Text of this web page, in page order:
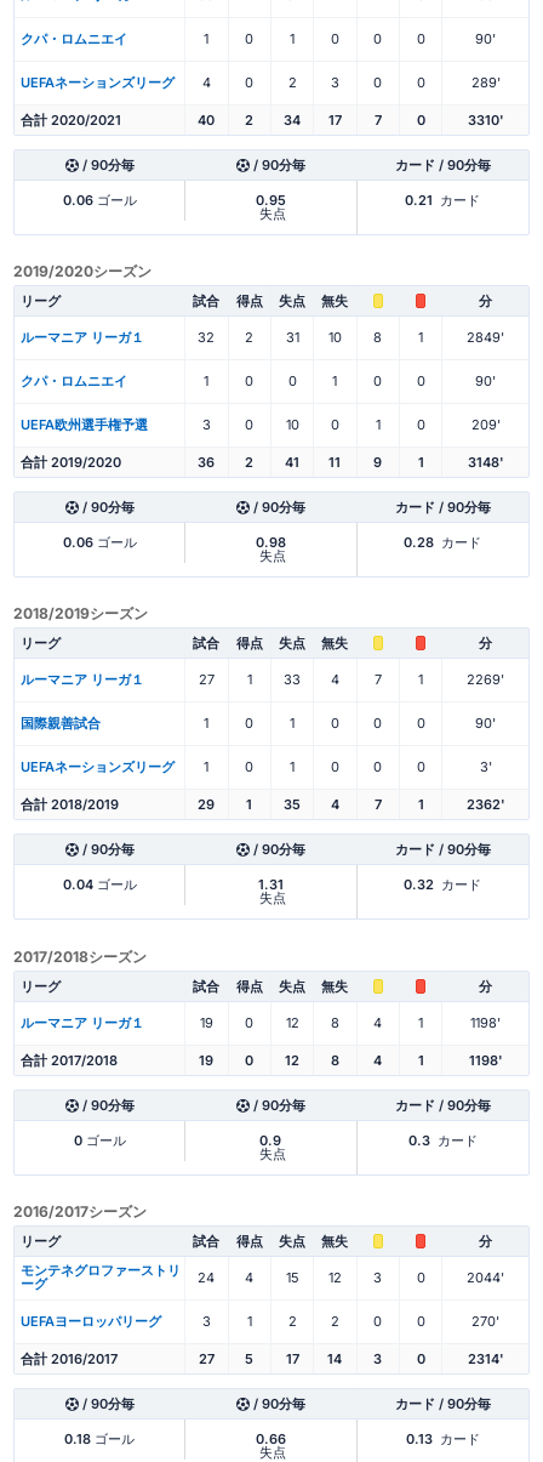
クパ・ロムニエイ 1 0 1 0 0 0 90'
UEFAネーションズリーグ 4 0 2 3 0 0 289'
合計 2020/2021 40 2 34 17 7 0 3310'
/ 90分毎 / 90分毎 カード / 90分毎
0.06ゴール 0.95
失点
0.21 カード
2019/2020シーズン
リーグ 試合 得点 失点 無失 分
ルーマニア リーガ１ 32 2 31 10 8 1 2849'
クパ・ロムニエイ 1 0 0 1 0 0 90'
UEFA欧州選手権予選 3 0 10 0 1 0 209'
合計 2019/2020 36 2 41 11 9 1 3148'
/ 90分毎 / 90分毎 カード / 90分毎
0.06ゴール 0.98
失点
0.28 カード
2018/2019シーズン
リーグ 試合 得点 失点 無失 分
ルーマニア リーガ１ 27 1 33 4 7 1 2269'
国際親善試合 1 0 1 0 0 0 90'
UEFAネーションズリーグ 1 0 1 0 0 0 3'
合計 2018/2019 29 1 35 4 7 1 2362'
/ 90分毎 / 90分毎 カード / 90分毎
0.04ゴール 1.31
失点
0.32 カード
2017/2018シーズン
リーグ 試合 得点 失点 無失 分
ルーマニア リーガ１ 19 0 12 8 4 1 1198'
合計 2017/2018 19 0 12 8 4 1 1198'
/ 90分毎 / 90分毎 カード / 90分毎
0ゴール 0.9
失点
0.3 カード
2016/2017シーズン
リーグ 試合 得点 失点 無失
分
モンテネグロファーストリ
ーグ 24 4 15 12 3 0 2044'
UEFAヨーロッパリーグ 3 1 2 2 0 0 270'
合計 2016/2017 27 5 17 14 3 0 2314'
/ 90分毎 / 90分毎 カード / 90分毎
0.18 ゴール 0.66
失点
0.13 カード